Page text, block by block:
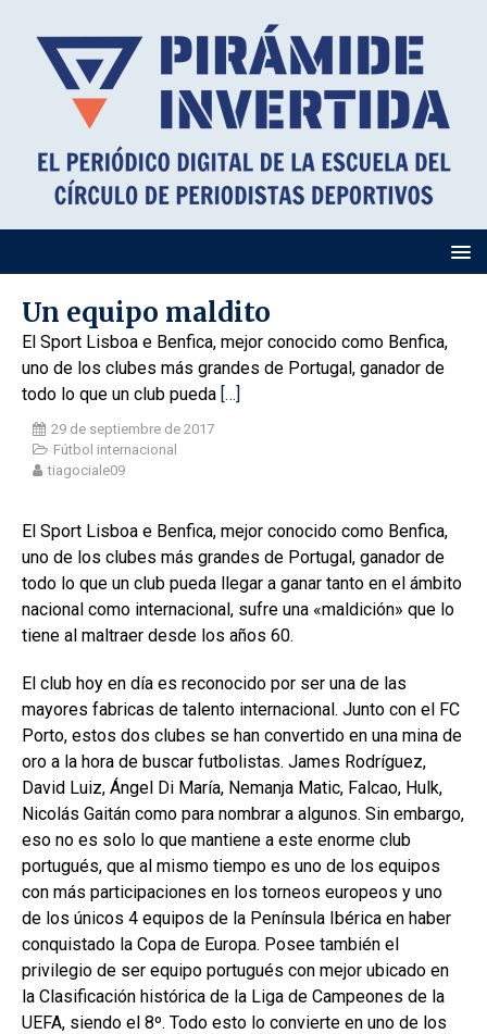
Un equipo maldito
El Sport Lisboa e Benfica, mejor conocido como Benfica,
uno de los clubes más grandes de Portugal, ganador de
todo lo que un club pueda […]
29 de septiembre de 2017
Fútbol internacional
tiagociale09
El Sport Lisboa e Benfica, mejor conocido como Benfica,
uno de los clubes más grandes de Portugal, ganador de
todo lo que un club pueda llegar a ganar tanto en el ámbito
nacional como internacional, sufre una «maldición» que lo
tiene al maltraer desde los años 60.
El club hoy en día es reconocido por ser una de las
mayores fabricas de talento internacional. Junto con el FC
Porto, estos dos clubes se han convertido en una mina de
oro a la hora de buscar futbolistas. James Rodríguez,
David Luiz, Ángel Di María, Nemanja Matic, Falcao, Hulk,
Nicolás Gaitán como para nombrar a algunos. Sin embargo,
eso no es solo lo que mantiene a este enorme club
portugués, que al mismo tiempo es uno de los equipos
con más participaciones en los torneos europeos y uno
de los únicos 4 equipos de la Península Ibérica en haber
conquistado la Copa de Europa. Posee también el
privilegio de ser equipo portugués con mejor ubicado en
la Clasificación histórica de la Liga de Campeones de la
UEFA, siendo el 8º. Todo esto lo convierte en uno de los